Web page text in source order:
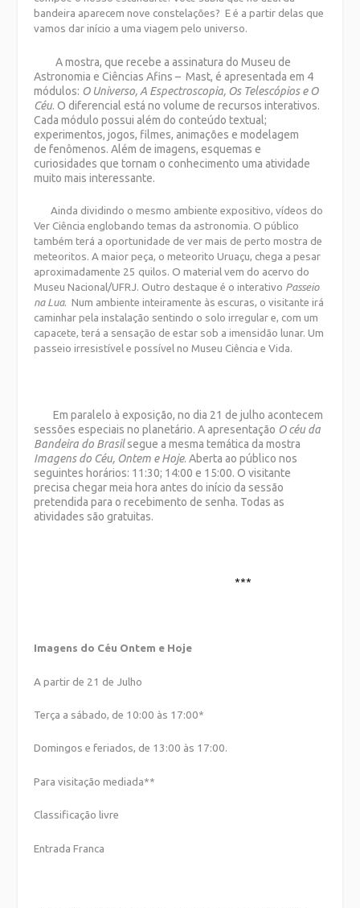
bandeira aparecem nove constelações? E é a partir delas que
vamos dar início a uma viagem pelo universo.
A mostra, que recebe a assinatura doMuseu de
Astronomia e Ciências Afins – Mast, é apresentada em 4
módulos: O Universo, A Espectroscopia, Os Telescópios e O
Céu. O diferencial está no volume de recursos interativos.
Cada módulo possui além do conteúdo textual;
experimentos, jogos, filmes, animações e modelagem
de fenômenos. Além de imagens, esquemas e
curiosidades que tornam o conhecimento uma atividade
muito mais interessante.
Ainda dividindo o mesmo ambiente expositivo, vídeos do
Ver Ciência englobando temas da astronomia. O público
também terá a oportunidade de ver mais de perto mostra de
meteoritos. A maior peça, o meteorito Uruaçu, chega a pesar
aproximadamente 25 quilos. O material vem do acervo do
Museu Nacional/UFRJ. Outro destaque é o interativo Passeio
na Lua. Num ambiente inteiramente às escuras, o visitante irá
caminhar pela instalação sentindo o solo irregular e, com um
capacete, terá a sensação de estar sob a imensidão lunar. Um
passeio irresistível e possível no Museu Ciência e Vida.
Em paralelo à exposição, no dia 21 de julho acontecem
sessões especiais no planetário. A apresentação O céu da
Bandeira do Brasilsegue a mesma temática da mostra
Imagens do Céu, Ontem e Hoje. Aberta ao público nos
seguintes horários: 11:30; 14:00 e 15:00. O visitante
precisa chegar meia hora antes do início da sessão
pretendida para o recebimento de senha. Todas as
atividades são gratuitas.
***
Imagens do Céu Ontem e Hoje
A partir de 21 de Julho
Terça a sábado, de 10:00 às 17:00*
Domingos e feriados, de 13:00 às 17:00.
Para visitação mediada**
Classificação livre
Entrada Franca